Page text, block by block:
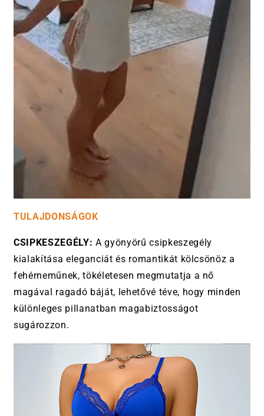
TULAJDONSÁGOK
CSIPKESZEGÉLY: A gyönyörű csipkeszegély
kialakítása eleganciát és romantikát kölcsönöz a
fehérneműnek, tökéletesen megmutatja a nő
magával ragadó báját, lehetővé téve, hogy minden
különleges pillanatban magabiztosságot
sugározzon.